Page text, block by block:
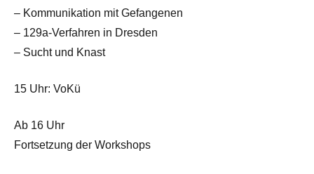
– Kommunikation mit Gefangenen
– 129a-Verfahren in Dresden
– Sucht und Knast
15 Uhr: VoKü
Ab 16 Uhr
Fortsetzung der Workshops